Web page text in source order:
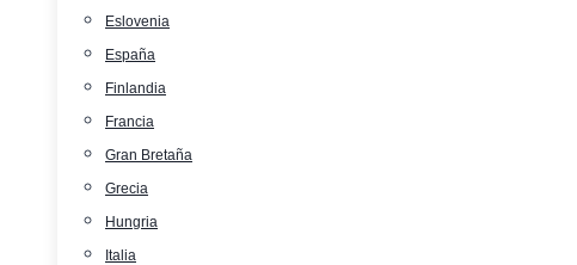
Eslovenia
España
Finlandia
Francia
Gran Bretaña
Grecia
Hungria
Italia